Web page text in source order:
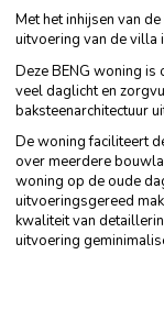
Met het inhijsen van
uitvoering van de villa
Deze BENG woning
veel daglicht en
baksteenarchitectuur
De woning faciliteert
over meerdere
woning op de oude
uitvoeringsgereed
kwaliteit van
uitvoering